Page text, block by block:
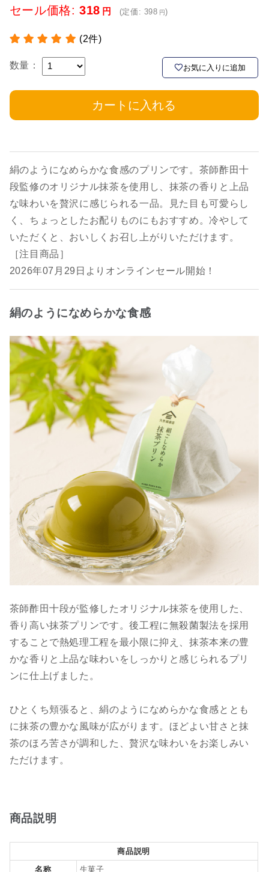
セール価格:318 (定価: 398 )
(2件)
数量： お気に入りに追加
カートに入れる
絹のようになめらかな食感のプリンです。茶師酢田十
段監修のオリジナル抹茶を使用し、抹茶の香りと上品
な味わいを贅沢に感じられる一品。見た目も可愛らし
く、ちょっとしたお配りものにもおすすめ。冷やして
いただくと、おいしくお召し上がりいただけます。
［注目商品］
2026年07月29日よりオンラインセール開始！
絹のようになめらかな食感
茶師酢田十段が監修したオリジナル抹茶を使用した、
香り高い抹茶プリンです。後工程に無殺菌製法を採用
することで熱処理工程を最小限に抑え、抹茶本来の豊
かな香りと上品な味わいをしっかりと感じられるプリ
ンに仕上げました。
ひとくち頬張ると、絹のようになめらかな食感ととも
に抹茶の豊かな風味が広がります。ほどよい甘さと抹
茶のほろ苦さが調和した、贅沢な味わいをお楽しみい
ただけます。
商品説明
商品説明
名称
生菓子